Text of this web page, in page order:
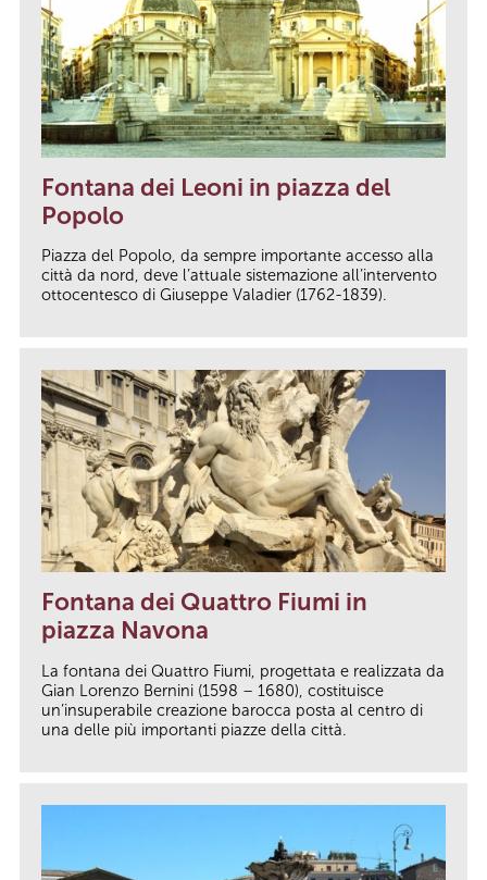
Fontana dei Leoni in piazza del
Popolo
Piazza del Popolo, da sempre importante accesso alla
città da nord, deve l’attuale sistemazione all’intervento
ottocentesco di Giuseppe Valadier (1762-1839).
Fontana dei Quattro Fiumi in
piazza Navona
La fontana dei Quattro Fiumi, progettata e realizzata da
Gian Lorenzo Bernini (1598 – 1680), costituisce
un’insuperabile creazione barocca posta al centro di
una delle più importanti piazze della città.